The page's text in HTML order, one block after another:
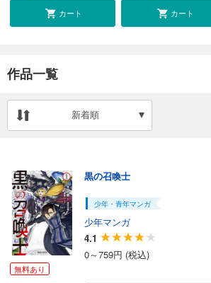
カート カート
作品一覧
新着順
無料あり
黒の召喚士
少年・青年マンガ
少年マンガ
4.1
0～759円 (税込)